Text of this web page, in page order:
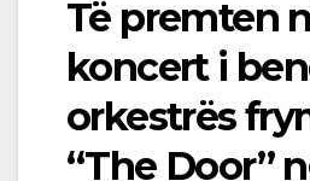
Të premten
koncert i
orkestrës
“The Door”